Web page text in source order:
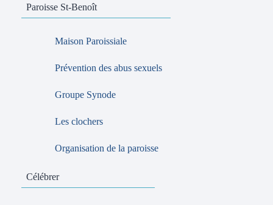
Paroisse St-Benoît
Maison Paroissiale
Prévention des abus sexuels
Groupe Synode
Les clochers
Organisation de la paroisse
Célébrer